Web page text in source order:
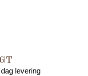
levering